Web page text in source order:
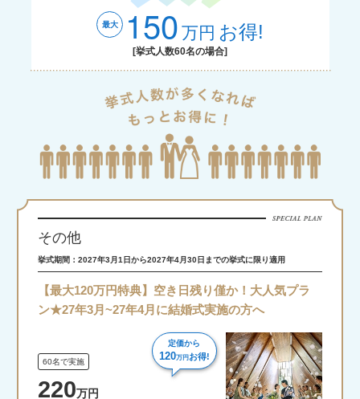
最大 150 万円 お得!
[挙式人数60名の場合]
その他
挙式期間：2027年3月1日から2027年4月30日までの挙式に限り適用
【最大120万円特典】空き日残り僅か！大人気プラ
ン★27年3月~27年4月に結婚式実施の方へ
60名で実施
220万円
定価から
120万円お得!